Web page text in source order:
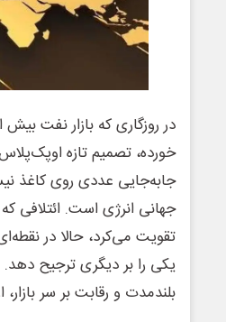
در روزگاری که بازار نفت
جابه‌جایی عددی روی کاغذ
جهانی انرژی است. ائتلافی
تقویت می‌کرد، حالا در
یکی را بر دیگری ترجیح
بلندمدت و رقابت بر سر